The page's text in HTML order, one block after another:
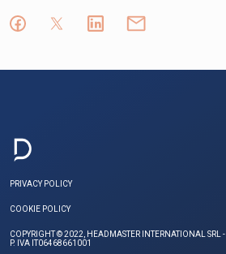
PRIVACY POLICY
COOKIE POLICY
COPYRIGHT © 2022, HEADMASTER INTERNATIONAL SRL -
P. IVA IT06468661001